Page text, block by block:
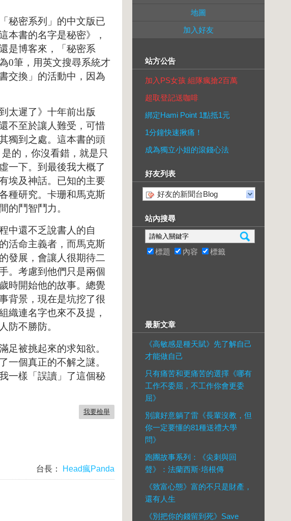
秘密系列」的中文版已
本書的名字是秘密》，
是博客來，「秘密系
0筆，用英文搜尋系統才
交換」的活動中，因為
太遲了》十年前出版
不至於讓人難受，可惜
獨到之處。這本書的頭
的，你沒看錯，就是只
一下。到最後我大概了
埃及神話。已知的主要
種研究。卡珊和馬克斯
的鬥智鬥力。
中還不乏說書人的自
活命主義者，而馬克斯
發展，會讓人很期待二
。考慮到他們只是兩個
時開始他的故事。總覺
背景，現在是坑挖了很
織連名字也來不及提，
防不勝防。
被挑起來的求知欲。
一個真正的不解之謎。
一樣「誤讀」了這個秘
我要檢舉
台長： Head瘋Panda
地圖
加入好友
站方公告
加入PS女孩 組隊瘋搶2百萬
超取登記送咖啡
綁定Hami Point 1點抵1元
1分鐘快速揪痛！
成為獨立小姐的滾錢心法
好友列表
好友的新聞台Blog
站內搜尋
標題 內容 標籤
最新文章
《高敏感是種天賦》先了解自己
才能做自己
只有痛苦和更痛苦的選擇《哪有
工作不委屈，不工作你會更委
屈》
別讓好意躺了雷《長輩沒教，但
你一定要懂的81種送禮大學
問》
跑團故事系列：《尖刺與回
聲》：法蘭西斯·培根傳
《致富心態》富的不只是財產，
還有人生
《別把你的錢留到死》Save